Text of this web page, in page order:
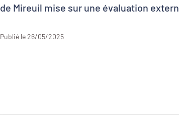
de Mireuil mise sur une évaluation externe
Publié le 26/05/2025